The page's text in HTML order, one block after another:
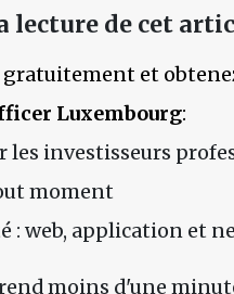
lecture de cet
et
Luxembourg:
les investisseurs
moment
: web, application et
moins d'une